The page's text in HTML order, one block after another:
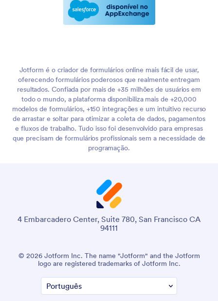
Jotform é o criador de formulários online mais fácil de usar,
oferecendo formulários poderosos que realmente entregam
resultados. Confiada por mais de +35 milhões de usuários em
todo o mundo, a plataforma disponibiliza mais de +20,000
modelos de formulários, +150 integrações e um intuitivo recurso
de arrastar e soltar para otimizar a coleta de dados, pagamentos
e fluxos de trabalho. Tudo isso foi desenvolvido para empresas
que precisam de formulários profissionais sem a necessidade de
programação.
4 Embarcadero Center, Suite 780, San Francisco CA
94111
© 2026 Jotform Inc. The name "Jotform" and the Jotform
logo are registered trademarks of Jotform Inc.